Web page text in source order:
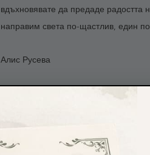
вдъхновявате да предаде радостта
направим света по-щастлив, един
Алис Русева